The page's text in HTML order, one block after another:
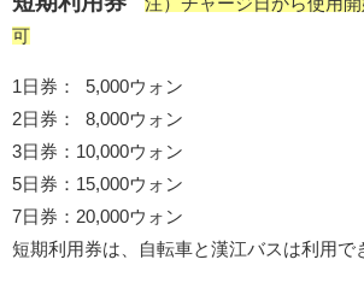
可
1日券： 5,000ウォン
2日券： 8,000ウォン
3日券：10,000ウォン
5日券：15,000ウォン
7日券：20,000ウォン
短期利用券は、自転車と漢江バスは利用で